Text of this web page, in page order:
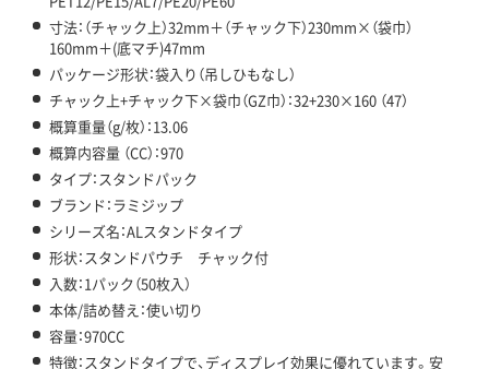
寸法：（チャック上）32mm＋（チャック下）230mm×（袋巾）
160mm＋(底マチ)47mm
パッケージ形状：袋入り（吊しひもなし）
チャック上+チャック下×袋巾（GZ巾）：32+230×160 （47）
概算重量（g/枚）：13.06
概算内容量 （CC）：970
タイプ：スタンドパック
ブランド：ラミジップ
シリーズ名：ALスタンドタイプ
形状：スタンドパウチ チャック付
入数：1パック（50枚入）
本体/詰め替え：使い切り
容量：970CC
特徴：スタンドタイプで、ディスプレイ効果に優れています。安